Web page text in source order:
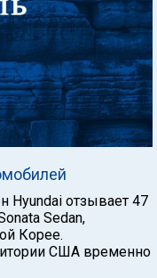
Hyundai отзывает 47
Sedan,
Корее.
США временно